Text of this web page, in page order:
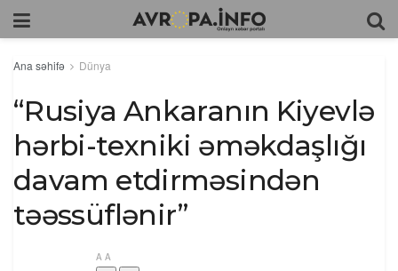
Ana səhifə Dünya
“Rusiya Ankaranın Kiyevlə
hərbi-texniki əməkdaşlığı
davam etdirməsindən
təəssüflənir”
A A